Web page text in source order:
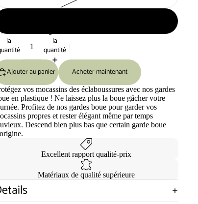
la
Augmenter
la
quantité
Ajouter au panier
Acheter maintenant
vos mocassins des éclaboussures avec nos gardes
en plastique ! Ne laissez plus la boue gâcher votre
Profitez de nos gardes boue pour garder vos
propres et rester élégant même par temps
Descend bien plus bas que certain garde boue
Excellent rapport qualité-prix
Matériaux de qualité supérieure